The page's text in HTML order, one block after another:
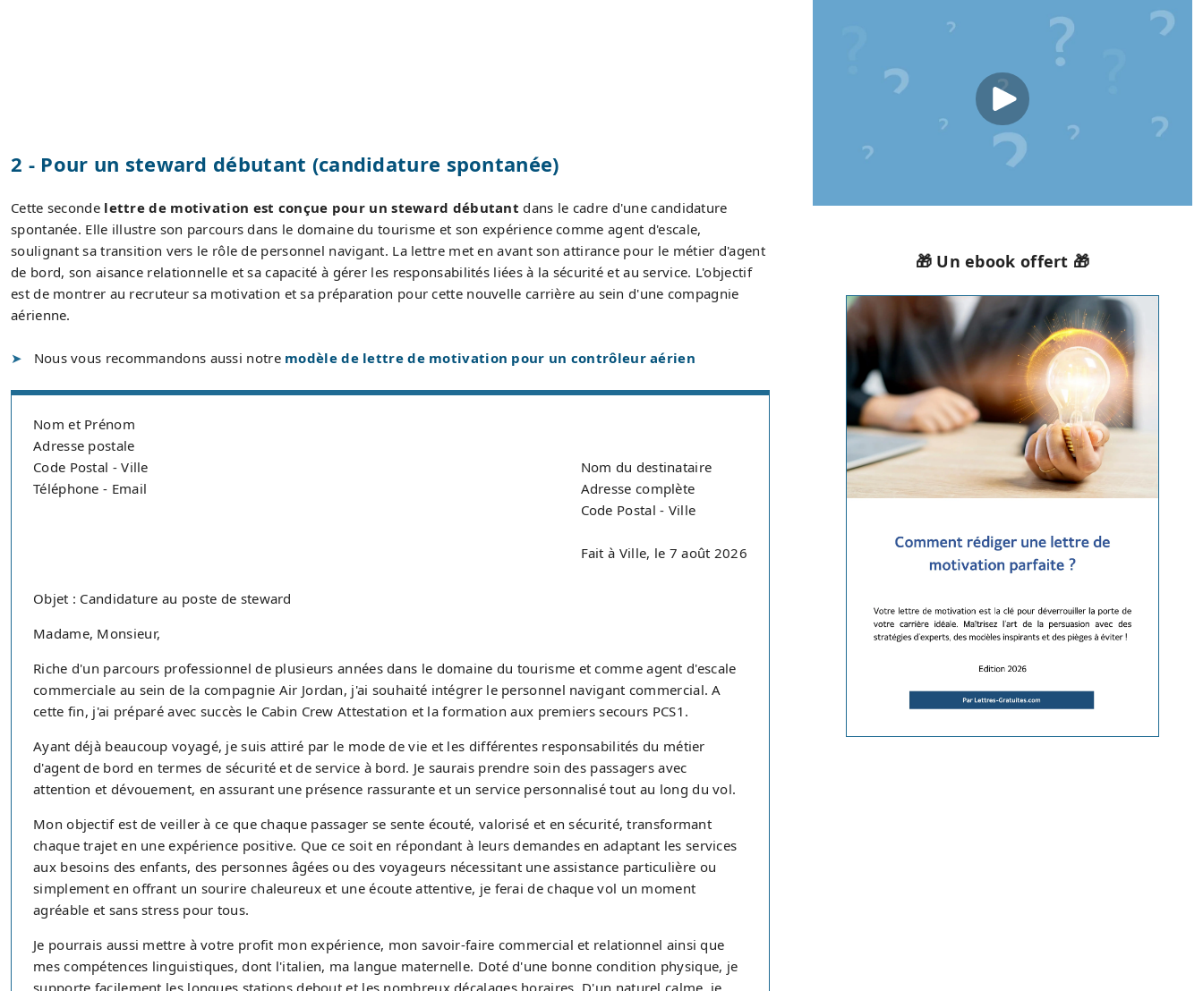
2 - Pour un steward débutant (candidature spontanée)
Cette seconde lettre de motivation est conçue pour un steward débutant dans le cadre d'une candidature
spontanée. Elle illustre son parcours dans le domaine du tourisme et son expérience comme agent d'escale,
soulignant sa transition vers le rôle de personnel navigant. La lettre met en avant son attirance pour le métier d'agent
de bord, son aisance relationnelle et sa capacité à gérer les responsabilités liées à la sécurité et au service. L'objectif
est de montrer au recruteur sa motivation et sa préparation pour cette nouvelle carrière au sein d'une compagnie
aérienne.
Nous vous recommandons aussi notre modèle de lettre de motivation pour un contrôleur aérien
Nom et Prénom
Adresse postale
Code Postal - Ville
Téléphone - Email
Nom du destinataire
Adresse complète
Code Postal - Ville
Fait à Ville, le 7 août 2026
Objet : Candidature au poste de steward
Madame, Monsieur,
Riche d'un parcours professionnel de plusieurs années dans le domaine du tourisme et comme agent d'escale
commerciale au sein de la compagnie Air Jordan, j'ai souhaité intégrer le personnel navigant commercial. A
cette fin, j'ai préparé avec succès le Cabin Crew Attestation et la formation aux premiers secours PCS1.
Ayant déjà beaucoup voyagé, je suis attiré par le mode de vie et les différentes responsabilités du métier
d'agent de bord en termes de sécurité et de service à bord. Je saurais prendre soin des passagers avec
attention et dévouement, en assurant une présence rassurante et un service personnalisé tout au long du vol.
Mon objectif est de veiller à ce que chaque passager se sente écouté, valorisé et en sécurité, transformant
chaque trajet en une expérience positive. Que ce soit en répondant à leurs demandes en adaptant les services
aux besoins des enfants, des personnes âgées ou des voyageurs nécessitant une assistance particulière ou
simplement en offrant un sourire chaleureux et une écoute attentive, je ferai de chaque vol un moment
agréable et sans stress pour tous.
Je pourrais aussi mettre à votre profit mon expérience, mon savoir-faire commercial et relationnel ainsi que
mes compétences linguistiques, dont l'italien, ma langue maternelle. Doté d'une bonne condition physique, je
supporte facilement les longues stations debout et les nombreux décalages horaires. D'un naturel calme, je
🎁 Un ebook offert 🎁